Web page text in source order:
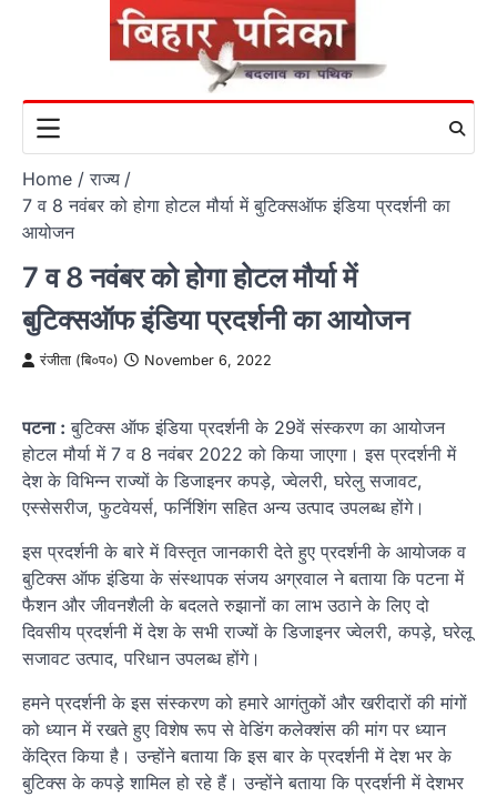
Home
राज्य
7 व 8 नवंबर को होगा होटल मौर्या में बुटिक्सऑफ इंडिया प्रदर्शनी का
आयोजन
7 व 8 नवंबर को होगा होटल मौर्या में
बुटिक्सऑफ इंडिया प्रदर्शनी का आयोजन
रंजीता (बि०प०) November 6, 2022
पटना : बुटिक्स ऑफ इंडिया प्रदर्शनी के 29वें संस्करण का आयोजन
होटल मौर्या में 7 व 8 नवंबर 2022 को किया जाएगा। इस प्रदर्शनी में
देश के विभिन्न राज्यों के डिजाइनर कपड़े, ज्वेलरी, घरेलु सजावट,
एस्सेसरीज, फुटवेयर्स, फर्निशिंग सहित अन्य उत्पाद उपलब्ध होंगे।
इस प्रदर्शनी के बारे में विस्तृत जानकारी देते हुए प्रदर्शनी के आयोजक व
बुटिक्स ऑफ इंडिया के संस्थापक संजय अग्रवाल ने बताया कि पटना में
फैशन और जीवनशैली के बदलते रुझानों का लाभ उठाने के लिए दो
दिवसीय प्रदर्शनी में देश के सभी राज्यों के डिजाइनर ज्वेलरी, कपड़े, घरेलू
सजावट उत्पाद, परिधान उपलब्ध होंगे।
हमने प्रदर्शनी के इस संस्करण को हमारे आगंतुकों और खरीदारों की मांगों
को ध्यान में रखते हुए विशेष रूप से वेडिंग कलेक्शंस की मांग पर ध्यान
केंद्रित किया है। उन्होंने बताया कि इस बार के प्रदर्शनी में देश भर के
बुटिक्स के कपड़े शामिल हो रहे हैं। उन्होंने बताया कि प्रदर्शनी में देशभर